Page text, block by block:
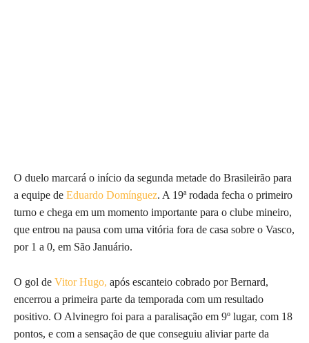
O duelo marcará o início da segunda metade do Brasileirão para
a equipe de Eduardo Domínguez. A 19ª rodada fecha o primeiro
turno e chega em um momento importante para o clube mineiro,
que entrou na pausa com uma vitória fora de casa sobre o Vasco,
por 1 a 0, em São Januário.
O gol de Vitor Hugo, após escanteio cobrado por Bernard,
encerrou a primeira parte da temporada com um resultado
positivo. O Alvinegro foi para a paralisação em 9º lugar, com 18
pontos, e com a sensação de que conseguiu aliviar parte da